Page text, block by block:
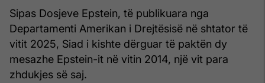
Sipas Dosjeve Epstein, të publikuara nga
Departamenti Amerikan i Drejtësisë në shtator të
vitit 2025, Siad i kishte dërguar të paktën dy
mesazhe Epstein-it në vitin 2014, një vit para
zhdukjes së saj.